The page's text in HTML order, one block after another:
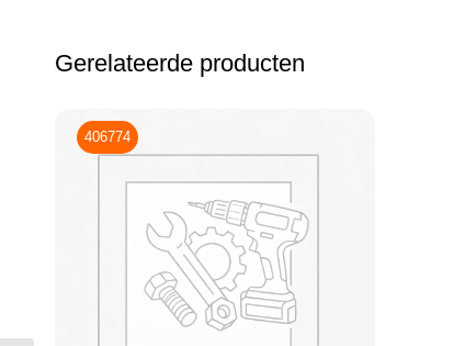
Gerelateerde producten
406774